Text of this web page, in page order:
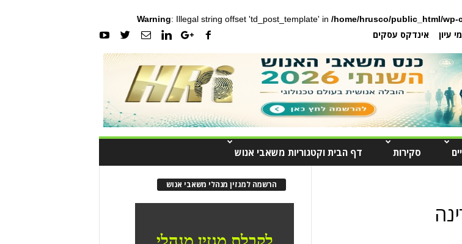
Warning: Illegal string offset 'td_post_template' in /home/hrusco/public_html/wp-
עיון אינדקס עסקים
סקירות דף הבית וקטגוריות משאבי אנוש
הרשמה למגזין מנהלי משאבי אנוש